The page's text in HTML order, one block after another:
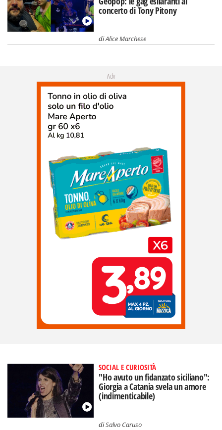
concerto di Tony Pitony
diAlice Marchese
Adv
SOCIAL E CURIOSITÀ
"Ho avuto un fidanzato siciliano":
Giorgia a Catania svela un amore
(indimenticabile)
diSalvo Caruso